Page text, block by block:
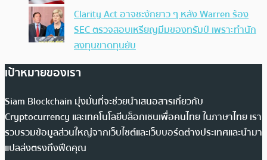
Clarity Act อาจชะงักยาว ๆ หลัง Warren ร้อง
SEC ตรวจสอบเหรียญมีมของทรัมป์ เพราะทำนัก
ลงทุนขาดทุนยับ
เป้าหมายของเรา
Siam Blockchain มุ่งมั่นที่จะช่วยนำเสนอสารเกี่ยวกับ
Cryptocurrency และเทคโนโลยีบล็อกเชนเพื่อคนไทย ในภาษาไทย เรา
รวบรวมข้อมูลส่วนใหญ่จากเว็บไซต์และเว็บบอร์ดต่างประเทศและนำมา
แปลส่งตรงถึงฟีดคุณ